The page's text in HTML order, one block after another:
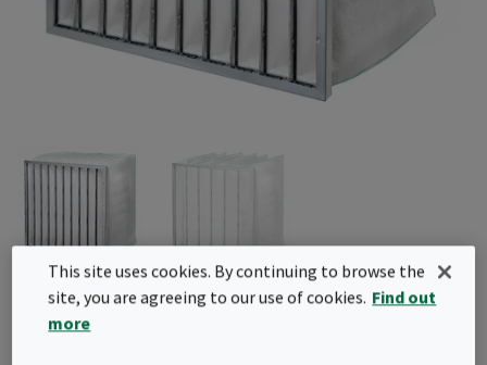
Cam-Flo ES
This site uses cookies. By continuing to browse the
site, you are agreeing to our use of cookies. Find out
more